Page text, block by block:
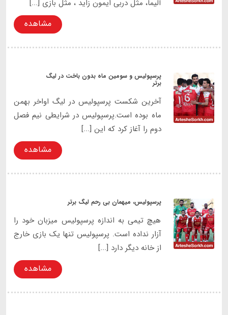
آلیما، مثل دربی ایمون زاید ، مثل بازی [...]
مشاهده
پرسپولیس و سومین ماه بدون باخت در لیگ
برتر
آخرین شکست پرسپولیس در لیگ اواخر بهمن
ماه بوده است.پرسپولیس در شرایطی نیم فصل
دوم را آغاز کرد که این [...]
مشاهده
پرسپولیس، میهمان بی رحم لیگ برتر
هیچ تیمی به اندازه پرسپولیس میزبان خود را
آزار نداده است. پرسپولیس تنها یک بازی خارج
از خانه دیگر دارد [...]
مشاهده